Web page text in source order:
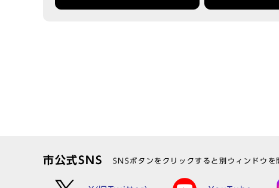
市公式SNS SNSボタンをクリックすると別ウィンドウ